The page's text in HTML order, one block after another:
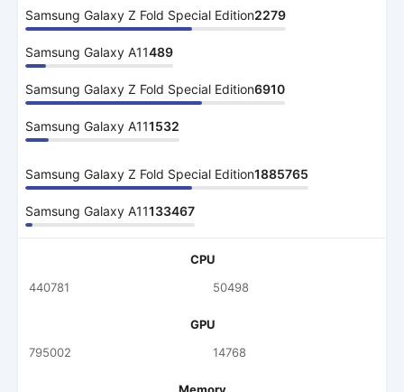
Samsung Galaxy Z Fold Special Edition2279
Samsung Galaxy A11489
Samsung Galaxy Z Fold Special Edition6910
Samsung Galaxy A111532
Samsung Galaxy Z Fold Special Edition1885765
Samsung Galaxy A11133467
CPU
440781
50498
GPU
795002
14768